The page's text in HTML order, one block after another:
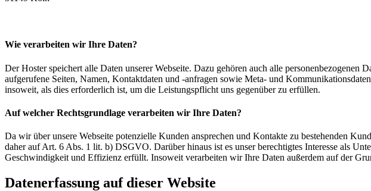
Wie verarbeiten wir Ihre Daten?
Der Hoster speichert alle Daten unserer Webseite. Dazu gehören auch alle
aufgerufene Seiten, Namen, Kontaktdaten und -anfragen sowie Meta- und
insoweit, als dies erforderlich ist, um die Leistungspflicht uns gegenüber zu erfüllen.
Auf welcher Rechtsgrundlage verarbeiten wir Ihre Daten?
Da wir über unsere Webseite potenzielle Kunden ansprechen und Kontakte zu bestehenden
daher auf Art. 6 Abs. 1 lit. b) DSGVO. Darüber hinaus ist es unser berechtigtes Interesse als
Geschwindigkeit und Effizienz erfüllt. Insoweit verarbeiten wir Ihre Daten außerdem auf der
Datenerfassung auf dieser Website